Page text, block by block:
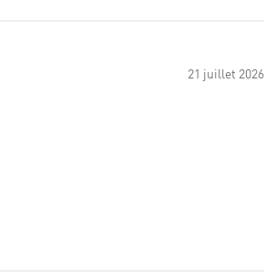
21 juillet 2026